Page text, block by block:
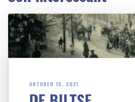
OKTOBER 15, 2021